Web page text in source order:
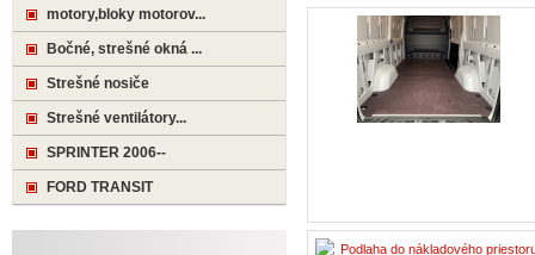
motory,bloky motorov...
Bočné, strešné okná ...
Strešné nosiče
Strešné ventilátory...
SPRINTER 2006--
FORD TRANSIT